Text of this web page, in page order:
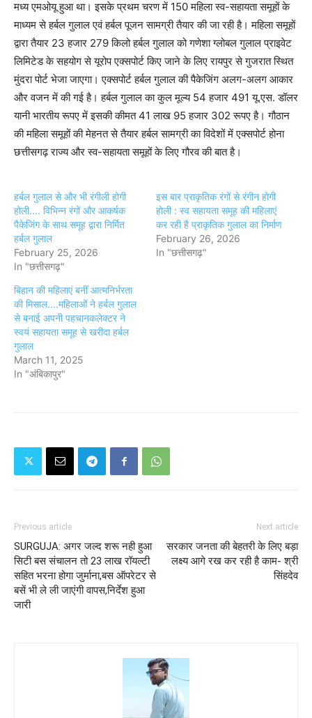
मध्य एमओयू हुआ था। इसके प्रथम चरण में 150 महिला स्व-सहायता समूहों के
माध्यम से हर्बल गुलाल एवं हर्बल पूजन सामग्री तैयार की जा रही है। महिला समूहों
द्वारा तैयार 23 हजार 279 किलो हर्बल गुलाल को गणेशा ग्लोबल गुलाल प्राइवेट
लिमिटेड के सहयोग से यूरोप एक्सपोर्ट किए जाने के लिए रायपुर से गुजरात स्थित
मुंदरा पोर्ट भेजा जाएगा। एक्सपोर्ट हर्बल गुलाल की पैकेजिंग अलग-अलग आकार
और वजन में की गई है। हर्बल गुलाल का कुल मूल्य 54 हजार 491 यू.एस. डॉलर
यानी भारतीय रूपए में इसकी कीमत 41 लाख 95 हजार 302 रूपए है। गौठान
की महिला समूहों की मेहनत से तैयार हर्बल सामग्री का विदेशों में एक्सपोर्ट होना
छत्तीसगढ़ राज्य और स्व-सहायता समूहों के लिए गौरव की बात है।
हर्बल गुलाल से और भी रंगीली होगी
होली.... विभिन्न रंगों और आकर्षक
पैकेजिंग के साथ समूह द्वारा निर्मित
हर्बल गुलाल
February 25, 2026
In "छत्तीसगढ़"
इस बार प्राकृतिक रंगों से रंगीन होगी
होली : स्व सहायता समूह की महिलाएं
कर रही है प्राकृतिक गुलाल का निर्माण
February 26, 2026
In "छत्तीसगढ़"
बिहान की महिलाएं बनीं आत्मनिर्भरता
की मिसाल....महिलाओं ने हर्बल गुलाल
से बनाई अपनी पहचानकलेक्टर ने
स्वयं सहायता समूह से खरीदा हर्बल
गुलाल
March 11, 2025
In "अंबिकापुर"
Previous article
SURGUJA: अगर जल्द शरू नही हुआ
सिटी बस संचालन तो 23 लाख रॉयल्टी
सहित भरना होगा जुर्माना,बस ऑपरेटर से
बसें भी ले ली जाएंगी वापस,निर्देश हुआ
जारी
Next article
सरकार जनता की बेहतरी के लिए बड़ा
लक्ष्य आगे रख कर रही है काम- श्री
सिंहदेव